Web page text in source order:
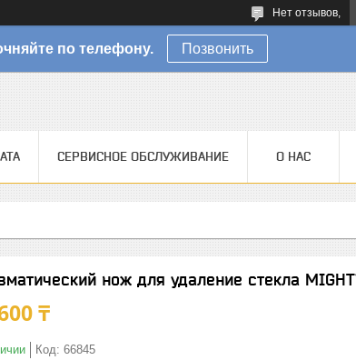
Нет отзывов,
по телефону. Позвонить
СЕРВИСНОЕ ОБСЛУЖИВАНИЕ О НАС
нож для удаление стекла
₸
Код: 66845